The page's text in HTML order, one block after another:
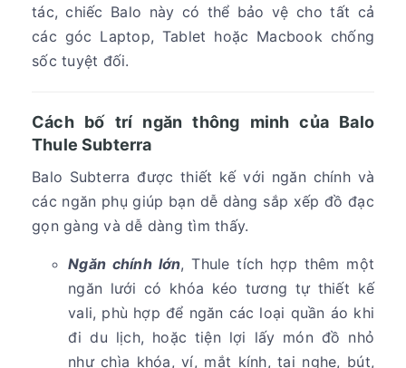
tác, chiếc Balo này có thể bảo vệ cho tất cả
các góc Laptop, Tablet hoặc Macbook chống
sốc tuyệt đối.
Cách bố trí ngăn thông minh của Balo
Thule Subterra
Balo Subterra được thiết kế với ngăn chính và
các ngăn phụ giúp bạn dễ dàng sắp xếp đồ đạc
gọn gàng và dễ dàng tìm thấy.
Ngăn chính lớn, Thule tích hợp thêm một
ngăn lưới có khóa kéo tương tự thiết kế
vali, phù hợp để ngăn các loại quần áo khi
đi du lịch, hoặc tiện lợi lấy món đồ nhỏ
như chìa khóa, ví, mắt kính, tai nghe, bút,